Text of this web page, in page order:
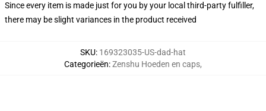
Since every item is made just for you by your local third-party fulfiller,
there may be slight variances in the product received
SKU: 169323035-US-dad-hat
Categorieën:Zenshu Hoeden en caps,